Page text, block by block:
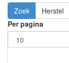
Per pagina